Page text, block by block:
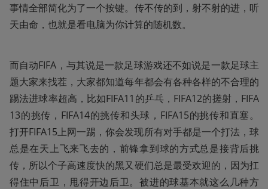
事情全部简化为了一个按键。传不传的到，射不射的进，听
天由命，也就是看电脑为你计算的随机数。
而自动FIFA，与其说是一款足球游戏还不如说是一款足球主
题大家来找茬，大家都知道每年都会有各种各样的不合理的
踢法进球率超高，比如FIFA11的乒乓，FIFA12的搓射，FIFA
13的挑传，FIFA14的挑传和头球，FIFA15的挑传和直塞。
打开FIFA15上网一踢，你会发现所有对手都是一个打法，球
总是在天上飞来飞去的，前锋拿到球的方式总是接背后挑
传，所以个子高速度快的黑又硬们总是最受欢迎的，因为扛
得住中后卫，甩得开边后卫。被进的球基本就这么几种方